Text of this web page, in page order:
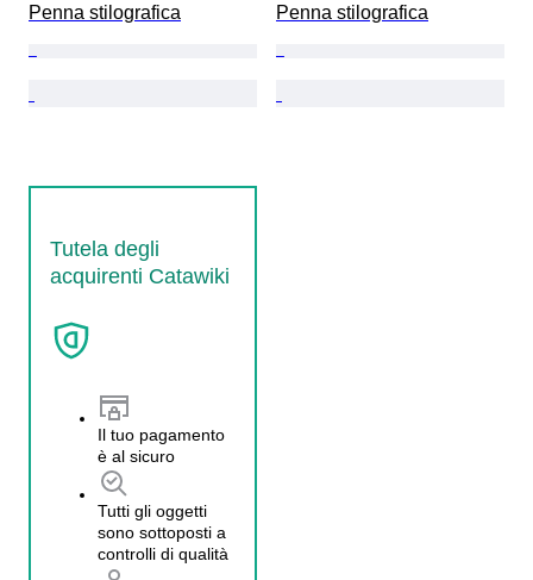
Penna stilografica
Penna stilografica
Tutela degli
acquirenti Catawiki
Il tuo pagamento
è al sicuro
Tutti gli oggetti
sono sottoposti a
controlli di qualità